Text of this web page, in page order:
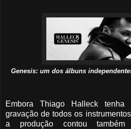
Genesis: um dos álbuns
Embora Thiago Halleck tenha
gravação de todos os
a produção contou